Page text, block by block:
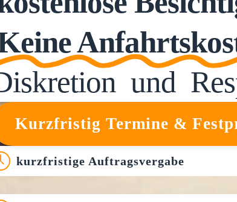
und
Kurzfristig Termine &
kurzfristige Auftragsvergabe